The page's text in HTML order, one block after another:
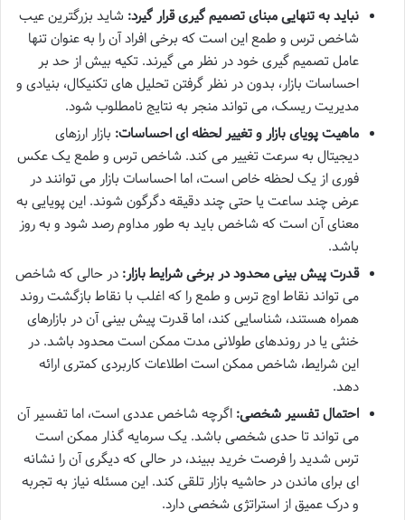
نباید به تنهایی مبنای تصمیم گیری قرار گیرد: شاید بزرگترین عیب
شاخص ترس و طمع این است که برخی افراد آن را به عنوان تنها
عامل تصمیم گیری خود در نظر می گیرند. تکیه بیش از حد بر
احساسات بازار، بدون در نظر گرفتن تحلیل های تکنیکال، بنیادی و
مدیریت ریسک، می تواند منجر به نتایج نامطلوب شود.
ماهیت پویای بازار و تغییر لحظه ای احساسات: بازار ارزهای
دیجیتال به سرعت تغییر می کند. شاخص ترس و طمع یک عکس
فوری از یک لحظه خاص است، اما احساسات بازار می توانند در
عرض چند ساعت یا حتی چند دقیقه دگرگون شوند. این پویایی به
معنای آن است که شاخص باید به طور مداوم رصد شود و به روز
باشد.
قدرت پیش بینی محدود در برخی شرایط بازار: در حالی که شاخص
می تواند نقاط اوج ترس و طمع را که اغلب با نقاط بازگشت روند
همراه هستند، شناسایی کند، اما قدرت پیش بینی آن در بازارهای
خنثی یا در روندهای طولانی مدت ممکن است محدود باشد. در
این شرایط، شاخص ممکن است اطلاعات کاربردی کمتری ارائه
دهد.
احتمال تفسیر شخصی: اگرچه شاخص عددی است، اما تفسیر آن
می تواند تا حدی شخصی باشد. یک سرمایه گذار ممکن است
ترس شدید را فرصت خرید ببیند، در حالی که دیگری آن را نشانه
ای برای ماندن در حاشیه بازار تلقی کند. این مسئله نیاز به تجربه
و درک عمیق از استراتژی شخصی دارد.